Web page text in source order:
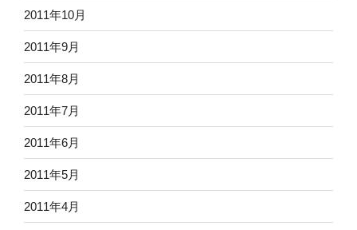
2011年10月
2011年9月
2011年8月
2011年7月
2011年6月
2011年5月
2011年4月